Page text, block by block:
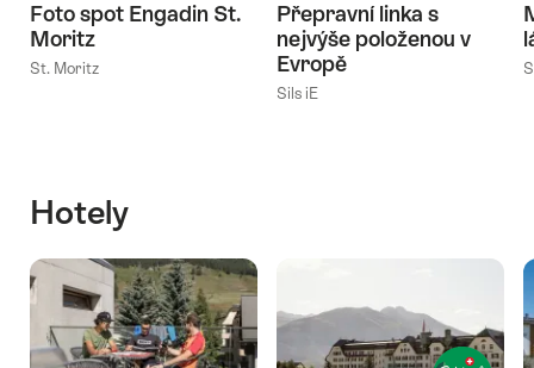
Foto spot Engadin St.
Moritz
St. Moritz
Přepravní linka s
nejvýše položenou v
Evropě
Sils iE
Hotely